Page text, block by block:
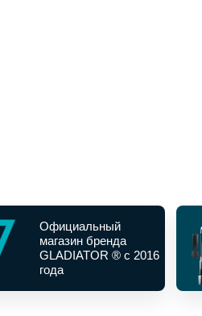
Официальный
магазин бренда
GLADIATOR ® с 2016
года